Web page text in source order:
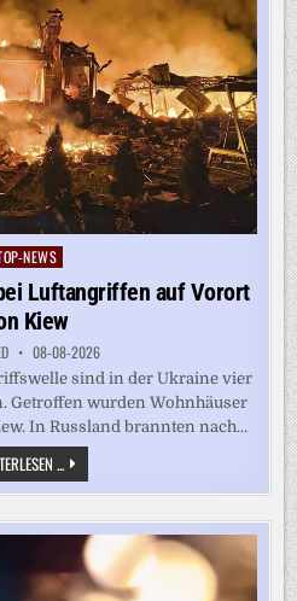
NEWS
Luftangriffen auf Vorort
Kiew
08-08-2026
sind in der Ukraine vier
Getroffen wurden Wohnhäuser
In Russland brannten nach...
... UKRAINE
MELDET
TOTE
LUFTANGRIFFEN
AUF
VORORT
VON
KIEW